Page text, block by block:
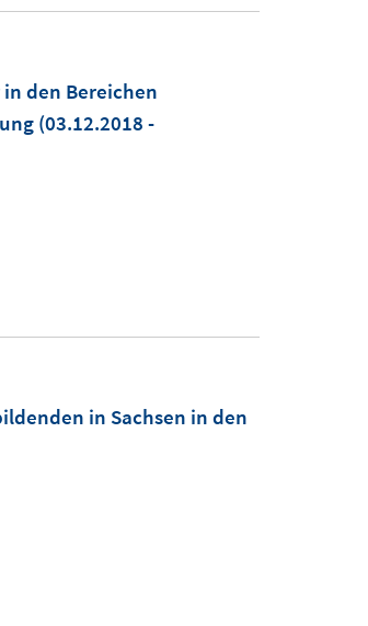
den Bereichen
(03.12.2018 -
in Sachsen in den